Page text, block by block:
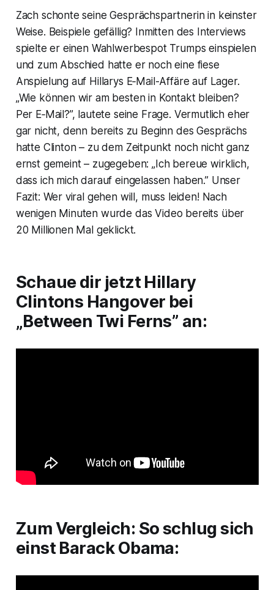
Zach schonte seine Gesprächspartnerin in keinster
Weise. Beispiele gefällig? Inmitten des Interviews
spielte er einen Wahlwerbespot Trumps einspielen
und zum Abschied hatte er noch eine fiese
Anspielung auf Hillarys E‑Mail-Affäre auf Lager.
„Wie können wir am besten in Kontakt bleiben?
Per E‑Mail?”, lautete seine Frage. Vermutlich eher
gar nicht, denn bereits zu Beginn des Gesprächs
hatte Clinton – zu dem Zeitpunkt noch nicht ganz
ernst gemeint – zugegeben: „Ich bereue wirklich,
dass ich mich darauf eingelassen haben.” Unser
Fazit: Wer viral gehen will, muss leiden! Nach
wenigen Minuten wurde das Video bereits über
20 Millionen Mal geklickt.
Schaue dir jetzt Hillary
Clintons Hangover bei
„Between Twi Ferns” an:
Zum Vergleich: So schlug sich
einst Barack Obama: